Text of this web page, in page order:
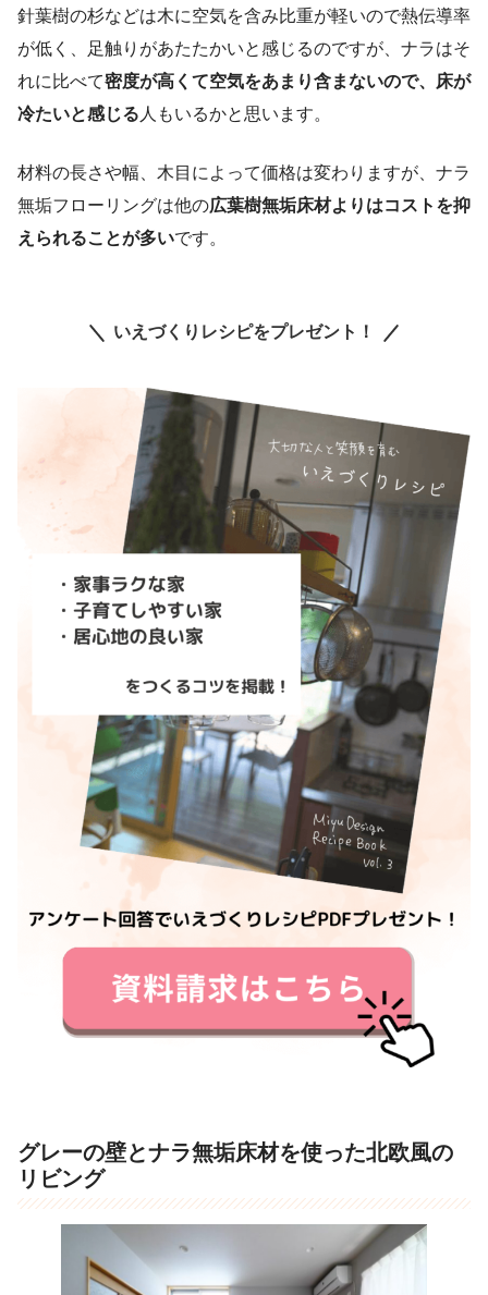
針葉樹の杉などは木に空気を含み比重が軽いので熱伝導率
が低く、足触りがあたたかいと感じるのですが、ナラはそ
れに比べて密度が高くて空気をあまり含まないので、床が
冷たいと感じる 人もいるかと思います。
材料の長さや幅、木目によって価格は変わりますが、ナラ
無垢フローリングは他の広葉樹無垢床材よりはコストを抑
えられることが多いです。
いえづくりレシピをプレゼント！
グレーの壁とナラ無垢床材を使った北欧風の
リビング